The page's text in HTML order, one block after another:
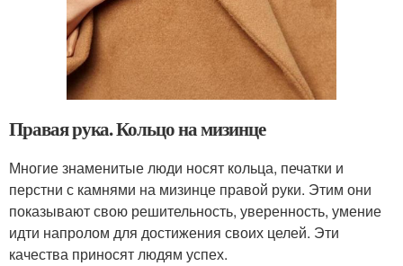
Правая рука. Кольцо на мизинце
Многие знаменитые люди носят кольца, печатки и
перстни с камнями на мизинце правой руки. Этим они
показывают свою решительность, уверенность, умение
идти напролом для достижения своих целей. Эти
качества приносят людям успех.